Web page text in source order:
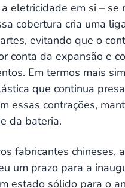
eletricidade em si – se
cobertura cria uma
evitando que o
conta da expansão e
Em termos mais
que continua
essas contrações,
da bateria.
fabricantes chineses,
um prazo para a
estado sólido para o